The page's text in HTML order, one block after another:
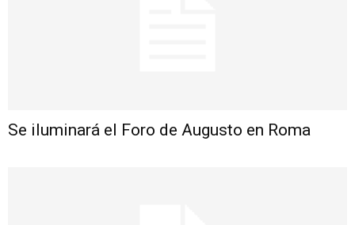
Se iluminará el Foro de Augusto en Roma